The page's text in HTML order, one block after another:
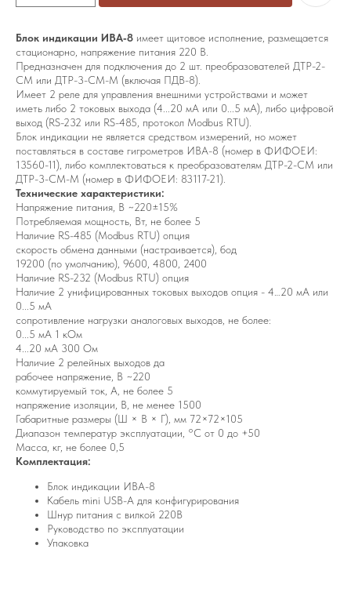
Блок индикации ИВА‑8 имеет щитовое исполнение, размещается
стационарно, напряжение питания 220 В.
Предназначен для подключения до 2 шт. преобразователей ДТР-2-
СМ или ДТР-3-СМ-М (включая ПДВ-8).
Имеет 2 реле для управления внешними устройствами и может
иметь либо 2 токовых выхода (4...20 мА или 0...5 мА), либо цифровой
выход (RS-232 или RS-485, протокол Modbus RTU).
Блок индикации не является средством измерений, но может
поставляться в составе гигрометров ИВА-8 (номер в ФИФОЕИ:
13560-11), либо комплектоваться к преобразователям ДТР-2-СМ или
ДТР-3-СМ-М (номер в ФИФОЕИ: 83117-21).
Технические характеристики:
Напряжение питания, В ~220±15%
Потребляемая мощность, Вт, не более 5
Наличие RS-485 (Modbus RTU) опция
скорость обмена данными (настраивается), бод
19200 (по умолчанию), 9600, 4800, 2400
Наличие RS-232 (Modbus RTU) опция
Наличие 2 унифицированных токовых выходов опция - 4…20 мА или
0...5 мА
сопротивление нагрузки аналоговых выходов, не более:
0...5 мА 1 кОм
4...20 мА 300 Ом
Наличие 2 релейных выходов да
рабочее напряжение, В ~220
коммутируемый ток, А, не более 5
напряжение изоляции, В, не менее 1500
Габаритные размеры (Ш × В × Г), мм 72×72×105
Диапазон температур эксплуатации, °С от 0 до +50
Масса, кг, не более 0,5
Комплектация:
Блок индикации ИВА-8
Кабель mini USB-A для конфигурирования
Шнур питания с вилкой 220В
Руководство по эксплуатации
Упаковка